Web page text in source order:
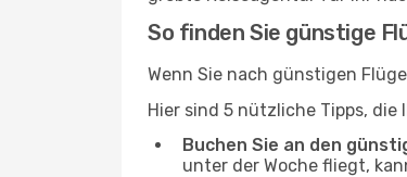
So finden Sie günstige
Wenn Sie nach günstigen
Hier sind 5 nützliche Tipps,
Buchen Sie an den
unter der Woche fliegt,